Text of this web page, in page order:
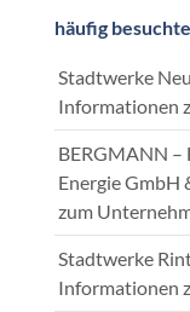
häufig
Stadtwerke
Informationen
BERGMANN –
Energie GmbH
zum
Stadtwerke
Informationen